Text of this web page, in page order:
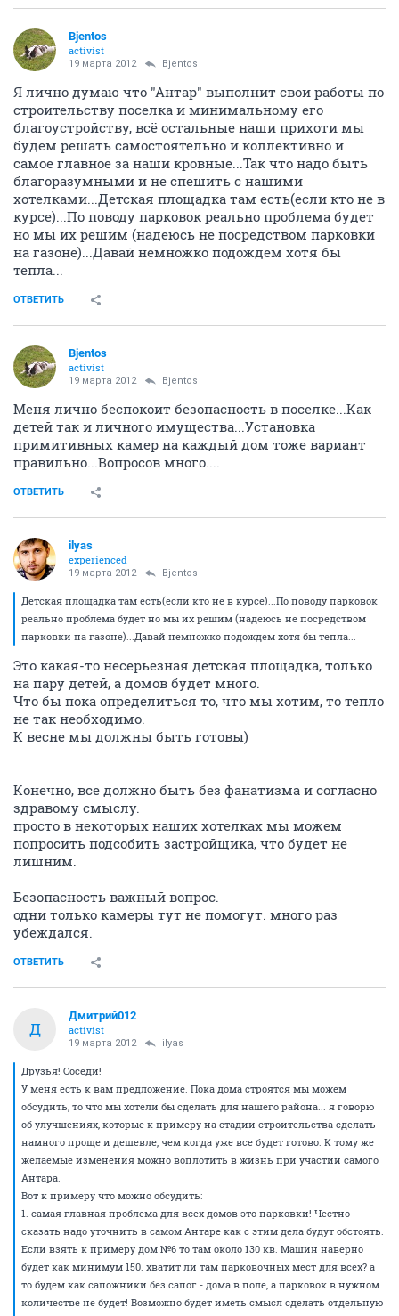
Bjentos
activist
19 марта 2012 Bjentos
Я лично думаю что "Антар" выполнит свои работы по
строительству поселка и минимальному его
благоустройству, всё остальные наши прихоти мы
будем решать самостоятельно и коллективно и
самое главное за наши кровные...Так что надо быть
благоразумными и не спешить с нашими
хотелками...Детская площадка там есть(если кто не в
курсе)...По поводу парковок реально проблема будет
но мы их решим (надеюсь не посредством парковки
на газоне)...Давай немножко подождем хотя бы
тепла...
ОТВЕТИТЬ
Bjentos
activist
19 марта 2012 Bjentos
Меня лично беспокоит безопасность в поселке...Как
детей так и личного имущества...Установка
примитивных камер на каждый дом тоже вариант
правильно...Вопросов много....
ОТВЕТИТЬ
ilyas
experienced
19 марта 2012 Bjentos
Детская площадка там есть(если кто не в курсе)...По поводу парковок
реально проблема будет но мы их решим (надеюсь не посредством
парковки на газоне)...Давай немножко подождем хотя бы тепла...
Это какая-то несерьезная детская площадка, только
на пару детей, а домов будет много.
Что бы пока определиться то, что мы хотим, то тепло
не так необходимо.
К весне мы должны быть готовы)
Конечно, все должно быть без фанатизма и согласно
здравому смыслу.
просто в некоторых наших хотелках мы можем
попросить подсобить застройщика, что будет не
лишним.
Безопасность важный вопрос.
одни только камеры тут не помогут. много раз
убеждался.
ОТВЕТИТЬ
Д
Дмитрий012
activist
19 марта 2012 ilyas
Друзья! Соседи!
У меня есть к вам предложение. Пока дома строятся мы можем
обсудить, то что мы хотели бы сделать для нашего района... я говорю
об улучшениях, которые к примеру на стадии строительства сделать
намного проще и дешевле, чем когда уже все будет готово. К тому же
желаемые изменения можно воплотить в жизнь при участии самого
Антара.
Вот к примеру что можно обсудить:
1. самая главная проблема для всех домов это парковки! Честно
сказать надо уточнить в самом Антаре как с этим дела будут обстоять.
Если взять к примеру дом №6 то там около 130 кв. Машин наверно
будет как минимум 150. хватит ли там парковочных мест для всех? а
то будем как сапожники без сапог - дома в поле, а парковок в нужном
количестве не будет! Возможно будет иметь смысл сделать отдельную